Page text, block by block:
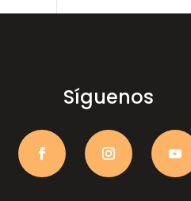
Síguenos